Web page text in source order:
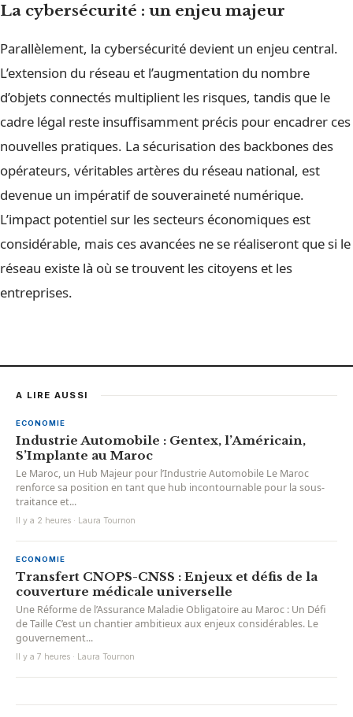
La cybersécurité : un enjeu majeur
Parallèlement, la cybersécurité devient un enjeu central.
L’extension du réseau et l’augmentation du nombre
d’objets connectés multiplient les risques, tandis que le
cadre légal reste insuffisamment précis pour encadrer ces
nouvelles pratiques. La sécurisation des backbones des
opérateurs, véritables artères du réseau national, est
devenue un impératif de souveraineté numérique.
L’impact potentiel sur les secteurs économiques est
considérable, mais ces avancées ne se réaliseront que si le
réseau existe là où se trouvent les citoyens et les
entreprises.
A LIRE AUSSI
ECONOMIE
Industrie Automobile : Gentex, l’Américain,
S’Implante au Maroc
Le Maroc, un Hub Majeur pour l’Industrie Automobile Le Maroc
renforce sa position en tant que hub incontournable pour la sous-
traitance et...
Il y a 2 heures · Laura Tournon
ECONOMIE
Transfert CNOPS-CNSS : Enjeux et défis de la
couverture médicale universelle
Une Réforme de l’Assurance Maladie Obligatoire au Maroc : Un Défi
de Taille C’est un chantier ambitieux aux enjeux considérables. Le
gouvernement...
Il y a 7 heures · Laura Tournon